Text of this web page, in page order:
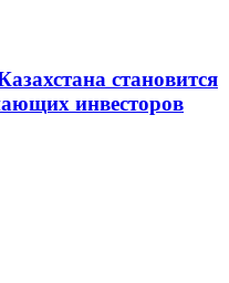
становится
инвесторов